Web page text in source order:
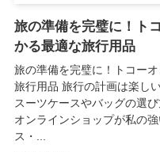
旅の準備を完璧に！ト
かる最適な旅行用品
旅の準備を完璧に！トコー
旅行用品 旅行の計画は楽し
スーツケースやバッグの選
オンラインショップが私の
ス・...